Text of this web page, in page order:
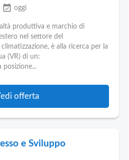
event_available oggi
produttiva e marchio di
nel settore del
è alla ricerca per la
(VR) di un:
posizione...
offerta
e Sviluppo